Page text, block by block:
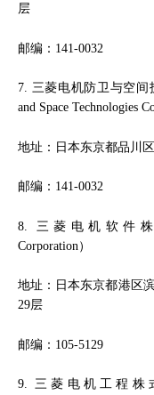
层
邮编：141-0032
7. 三菱电机防卫与空间
and Space Technologies
地址：日本东京都品川
邮编：141-0032
8. 三菱电机软件株
Corporation）
地址：日本东京都港区
29层
邮编：105-5129
9. 三菱电机工程株式